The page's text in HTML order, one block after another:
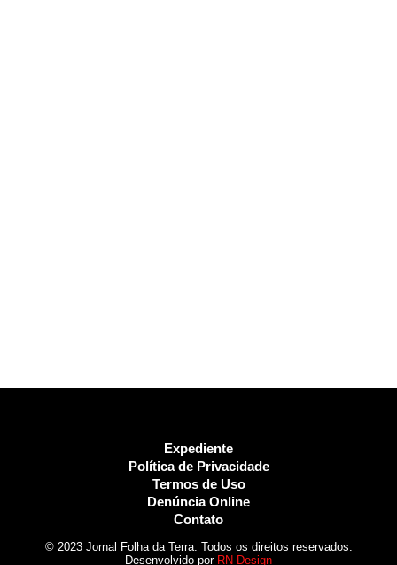
Expediente
Política de Privacidade
Termos de Uso
Denúncia Online
Contato
© 2023 Jornal Folha da Terra. Todos os direitos reservados.
Desenvolvido por RN Design